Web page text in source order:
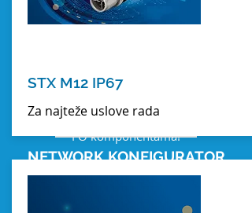
TICNET KONFIGURATOR
rešenja za Vaše mreže sa bakarnim i
FO komponentama!
DETALJNIJE
NETWORK KONFIGURATOR
mreže i mrežne opreme za celu
STX M12 IP67
Za najteže uslove rada